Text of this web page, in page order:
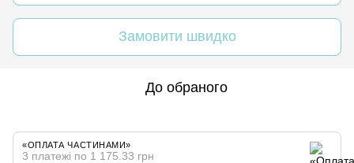
Замовити швидко
До обраного
«ОПЛАТА ЧАСТИНАМИ»
3 платежі по 1 175.33 грн